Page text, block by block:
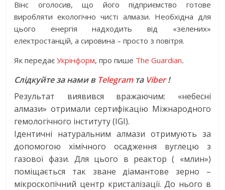
Вінс оголосив, що його підприємство готове
виробляти екологічно чисті алмази. Необхідна для
цього енергія надходить від «зелених»
електростанцій, а сировина – просто з повітря.
Як передаєУкрінформ, про пише The Guardian.
Слідкуйте за нами в Telegramта Viber!
Результат виявився вражаючим: «небесні
алмази» отримали сертифікацію Міжнародного
гемологічного інституту (IGI).
Ідентичні натуральним алмази отримують за
допомогою хімічного осадження вуглецю з
газової фази. Для цього в реактор ( «млин»)
поміщається так зване діамантове зерно –
мікроскопічний центр кристалізації. До нього в